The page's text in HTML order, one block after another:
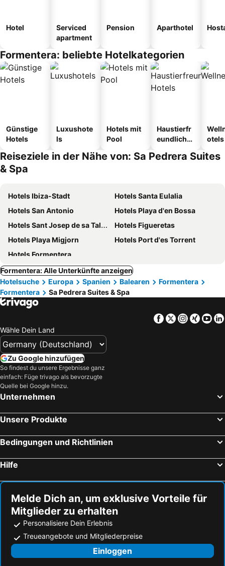
Hotel
Serviced
apartment
Pension Aparthotel
Formentera: beliebte Hotelkategorien
Günstige
Hotels
Luxushote
ls
Hotels mit
Pool
Haustierfr
eundliche
otels
Reiseziele in der Nähe von: Sa Pedrera Suites
& Spa
Hotels Ibiza-Stadt
Hotels Santa Eulalia
Hotels San Antonio
Hotels Playa d'en Bossa
Hotels Sant Josep de sa Talaia
Hotels Figueretas
Hotels Playa Migjorn
Hotels Port d'es Torrent
Hotels Formentera
Formentera: Alle Unterkünfte anzeigen
Hotelsuche
Europa Spanien Balearen
Formentera
Formentera
Sa Pedrera Suites & Spa
Facebook
TwitterXing
Wähle Dein Land
Zu Google hinzufügen
So findest du unsere Ergebnisse ganz
einfach: Füge trivago als bevorzugte
Quelle bei Google hinzu.
Unternehmen
Unsere Produkte
Bedingungen und Richtlinien
Hilfe
Melde Dich an, um exklusive Vorteile für
Mitglieder zu erhalten
Personalisiere Dein Erlebnis
Treueangebote und Mitgliederpreise
Einloggen